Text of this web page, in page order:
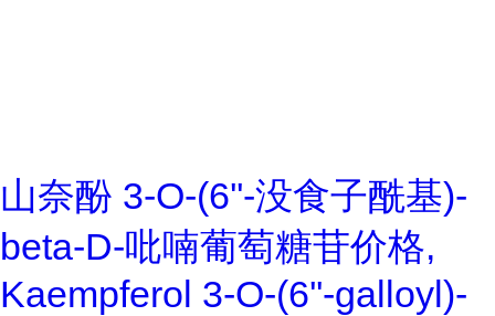
山奈酚 3-O-(6''-没食子酰基)-
beta-D-吡喃葡萄糖苷价格,
Kaempferol 3-O-(6''-galloyl)-